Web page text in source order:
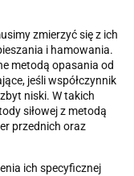
zmierzyć się z ich
i hamowania.
metodą opasania od
jeśli współczynnik
niski. W takich
siłowej z metodą
przednich oraz
ich specyficznej